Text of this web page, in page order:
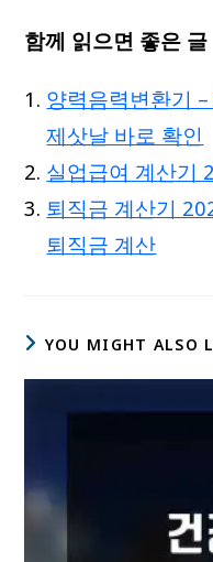
함께 읽으면 좋은 글
양력음력변환기
제삿날 바로 확인
실업급여 계산기
퇴직금 계산기
퇴직금 계산
YOU MIGHT ALSO